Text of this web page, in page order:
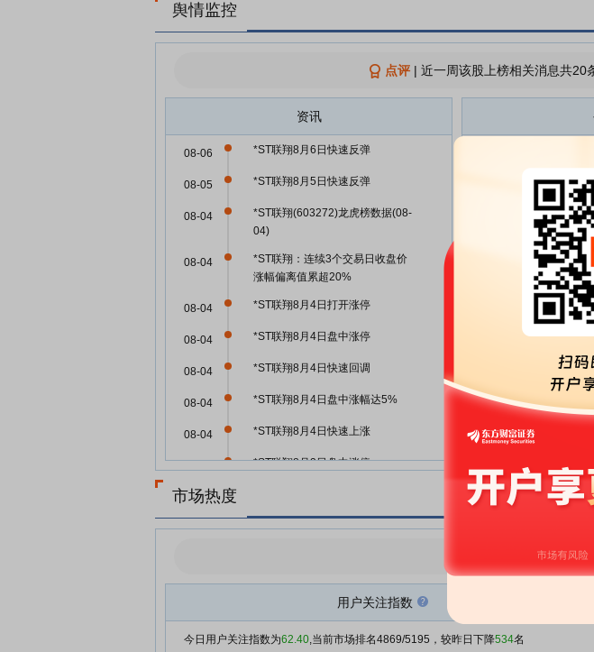
舆情监控
点评| 近一周该股上榜相关消息共20
资讯
*ST联翔8月6日快速反弹
08-06
*ST联翔8月5日快速反弹
08-05
*ST联翔(603272)龙虎榜数据(08-
04)
08-04
*ST联翔：连续3个交易日收盘价
涨幅偏离值累超20%
08-04
*ST联翔8月4日打开涨停
08-04
*ST联翔8月4日盘中涨停
08-04
*ST联翔8月4日快速回调
08-04
*ST联翔8月4日盘中涨幅达5%
08-04
*ST联翔8月4日快速上涨
08-04
*ST联翔8月3日盘中涨停
08-03
*ST联翔8月3日快速上涨
08-03
*ST联翔7月31日盘中涨停
07-31
*ST联翔:
告
*ST联翔:
决议公告
*ST联
担保预
*ST联翔:
*ST联翔:
*ST联翔
限公司
证券交
告的信
*ST联
信息披
*ST联
份有限
息披露
市场热度
今日用户关注
用户关注指数
今日用户关注指数为62.40,当前市场排名4869/5195，较昨日下降534名